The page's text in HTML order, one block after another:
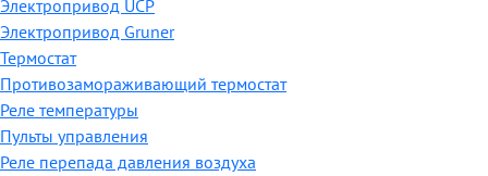
Электропривод UCP
Электропривод Gruner
Термостат
Противозамораживающий термостат
Реле температуры
Пульты управления
Реле перепада давления воздуха